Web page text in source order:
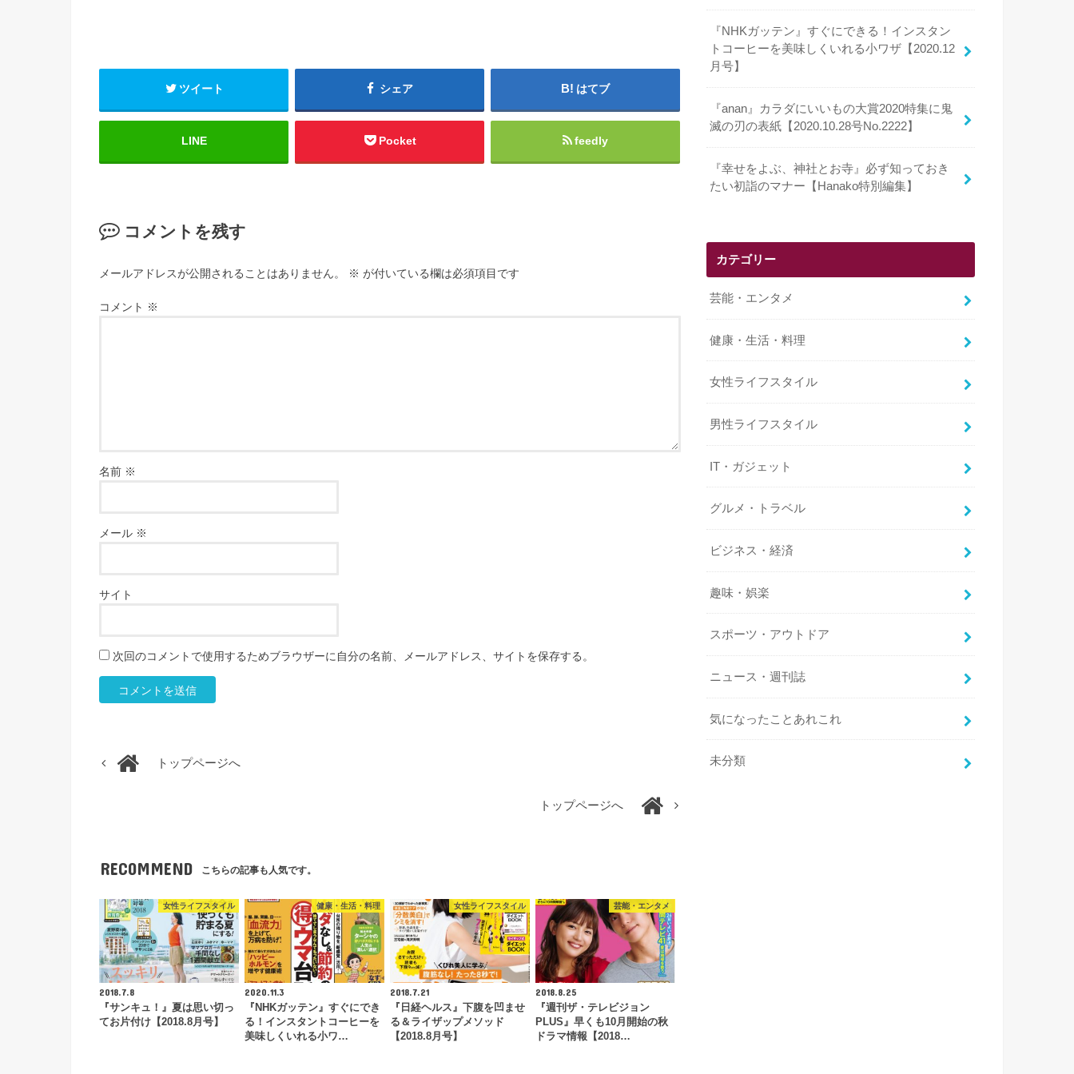
ツイート シェア はてブ
LINE Pocket feedly
コメントを残す
メールアドレスが公開されることはありません。 ※ が付いている欄は必須項目です
コメント ※
名前 ※
メール ※
サイト
次回のコメントで使用するためブラウザーに自分の名前、メールアドレス、サイトを保存する。
トップページへ
トップページへ
RECOMMEND こちらの記事も人気です。
女性ライフスタイル
2018.7.8
『サンキュ！』夏は思い切っ
てお片付け【2018.8月号】
健康・生活・料理
2020.11.3
『NHKガッテン』すぐにでき
る！インスタントコーヒーを
美味しくいれる小ワ…
女性ライフスタイル
2018.7.21
『日経ヘルス』下腹を凹ませ
る＆ライザップメソッド
【2018.8月号】
芸能・エンタメ
2018.8.25
『週刊ザ・テレビジョン
PLUS』早くも10月開始の秋
ドラマ情報【2018…
『NHKガッテン』すぐにできる！インスタン
トコーヒーを美味しくいれる小ワザ【2020.12
月号】
『anan』カラダにいいもの大賞2020特集に鬼
滅の刃の表紙【2020.10.28号No.2222】
『幸せをよぶ、神社とお寺』必ず知っておき
たい初詣のマナー【Hanako特別編集】
カテゴリー
芸能・エンタメ
健康・生活・料理
女性ライフスタイル
男性ライフスタイル
IT・ガジェット
グルメ・トラベル
ビジネス・経済
趣味・娯楽
スポーツ・アウトドア
ニュース・週刊誌
気になったことあれこれ
未分類